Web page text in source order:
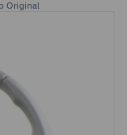
Original